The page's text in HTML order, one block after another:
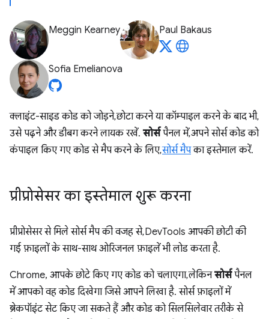
Meggin Kearney Paul Bakaus
Sofia Emelianova
क्लाइंट-साइड कोड को जोड़ने, छोटा करने या कॉम्पाइल करने के बाद भी,
उसे पढ़ने और डीबग करने लायक रखें. सोर्सपैनल में, अपने सोर्स कोड को
कंपाइल किए गए कोड से मैप करने के लिए,सोर्स मैपका इस्तेमाल करें.
प्रीप्रोसेसर का इस्तेमाल शुरू करना
प्रीप्रोसेसर से मिले सोर्स मैप की वजह से, DevTools आपकी छोटी की
गई फ़ाइलों के साथ-साथ ओरिजनल फ़ाइलें भी लोड करता है.
Chrome, आपके छोटे किए गए कोड को चलाएगा, लेकिनसोर्सपैनल
में आपको वह कोड दिखेगा जिसे आपने लिखा है. सोर्स फ़ाइलों में
ब्रेकपॉइंट सेट किए जा सकते हैं और कोड को सिलसिलेवार तरीके से